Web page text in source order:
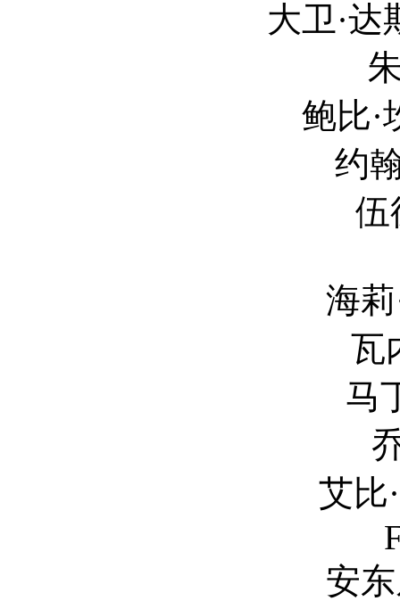
大卫·达斯马齐
朱迪·格
鲍比·坎纳瓦
约翰·斯拉
伍德·哈
海莉·阿特
瓦内萨·罗
马丁·唐文
乔·克里
艾比·莱德·
安东尼·麦